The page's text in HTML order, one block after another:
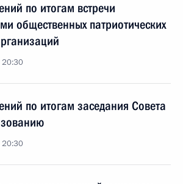
по итогам встречи
общественных патриотических
20:30
по итогам заседания Совета
20:30